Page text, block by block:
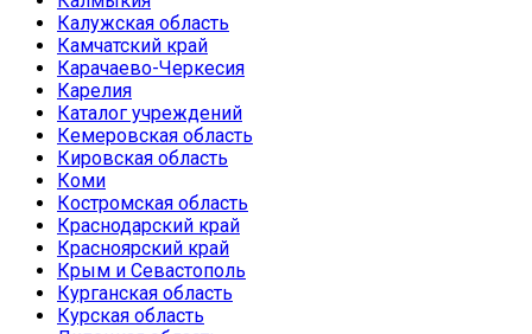
Калужская область
Камчатский край
Карачаево-Черкесия
Карелия
Каталог учреждений
Кемеровская область
Кировская область
Коми
Костромская область
Краснодарский край
Красноярский край
Крым и Севастополь
Курганская область
Курская область